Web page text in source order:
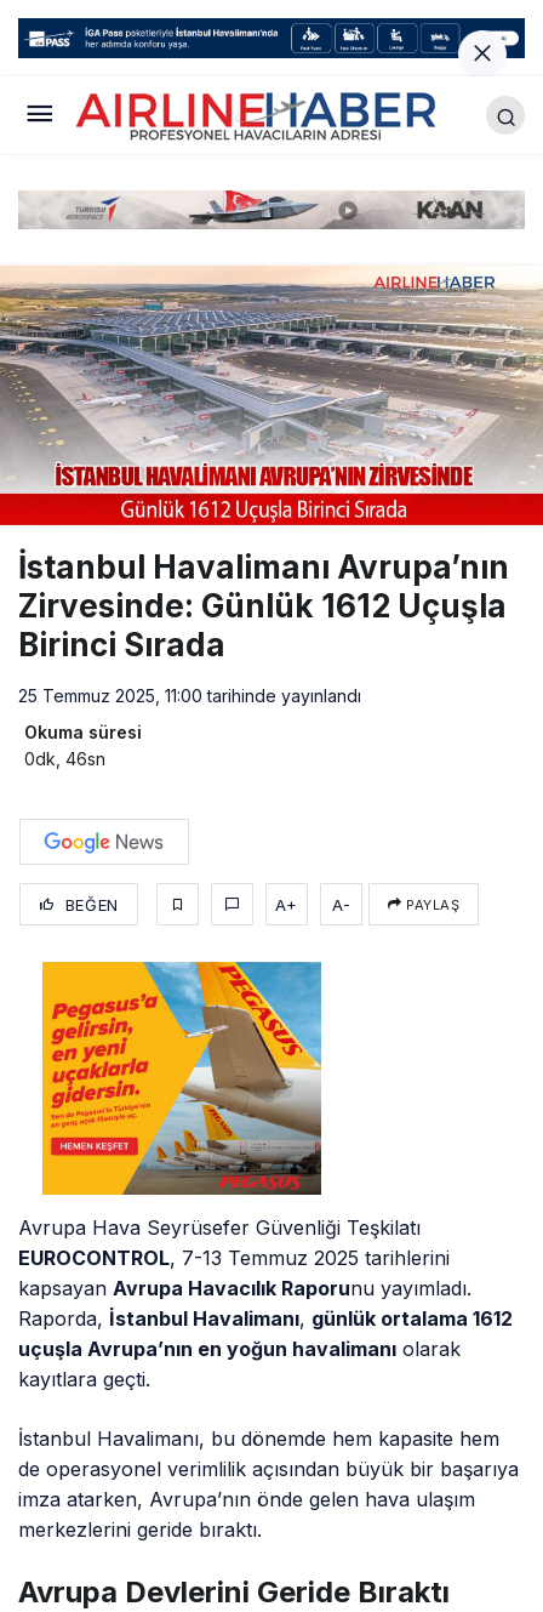
İstanbul Havalimanı Avrupa’nın
Zirvesinde: Günlük 1612 Uçuşla
Birinci Sırada
25 Temmuz 2025, 11:00 tarihinde yayınlandı
Okuma süresi
0dk, 46sn
BEĞEN A+ A- PAYLAŞ
Avrupa Hava Seyrüsefer Güvenliği Teşkilatı
EUROCONTROL, 7-13 Temmuz 2025 tarihlerini
kapsayanAvrupa Havacılık Raporunu yayımladı.
Raporda, İstanbul Havalimanı, günlük ortalama 1612
uçuşla Avrupa’nın en yoğun havalimanı olarak
kayıtlara geçti.
İstanbul Havalimanı, bu dönemde hem kapasite hem
de operasyonel verimlilik açısından büyük bir başarıya
imza atarken, Avrupa’nın önde gelen hava ulaşım
merkezlerini geride bıraktı.
Avrupa Devlerini Geride Bıraktı